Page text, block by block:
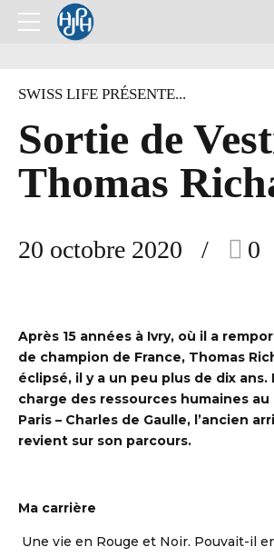
SWISS LIFE PRÉSENTE...
Sortie de
Thomas
20 octobre 2020 0
Après 15 années à Ivry, où il a
de champion de France, Thomas
éclipsé, il y a un peu plus de dix ans.
charge des ressources humaines
Paris – Charles de Gaulle, l’ancien
revient sur son parcours.
Ma carrière
Une vie en Rouge et Noir. Pouvait-il